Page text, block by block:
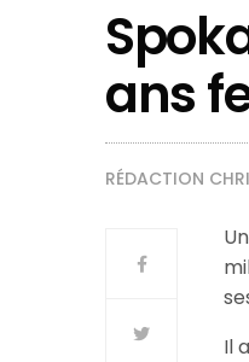
ans
RÉDACTION
Il